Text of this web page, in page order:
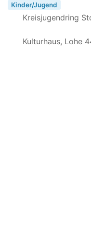
Kinder/Jugend
Kreisjugendring
Kulturhaus, Lohe